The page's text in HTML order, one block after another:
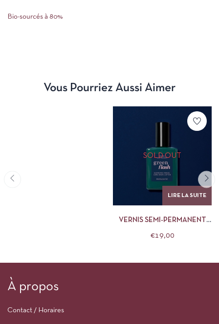
Bio-sourcés à 80%
Vous Pourriez Aussi Aimer
SOLD OUT
LIRE LA SUITE
VERNIS SEMI-PERMANENT
BLUE
€19,00
À propos
Contact / Horaires